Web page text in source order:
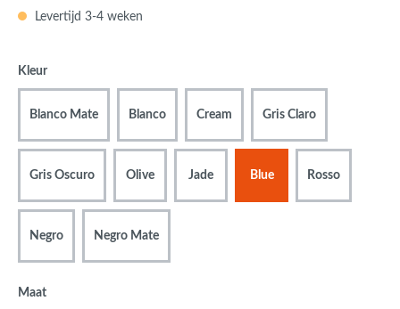
Levertijd 3-4 weken
Kleur
Blanco Mate Blanco Cream Gris Claro
Gris Oscuro Olive Jade Blue Rosso
Negro Negro Mate
Maat